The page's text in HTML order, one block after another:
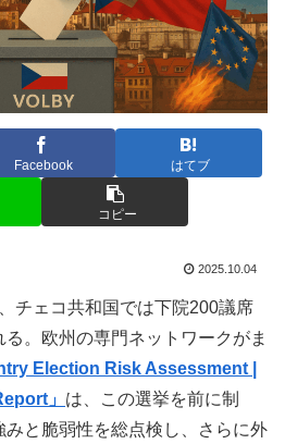
Facebook はてブ
コピー
2025.10.04
チェコ共和国では下院200議席
。欧州の専門ネットワークがま
Election Risk Assessment |
」 は、この選挙を前に制
みと脆弱性を総点検し、さらに外